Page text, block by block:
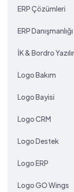
ERP Çözümleri
ERP Danışmanlığı
İK & Bordro
Logo Bakım
Logo Bayisi
Logo CRM
Logo Destek
Logo ERP
Logo GO Wings